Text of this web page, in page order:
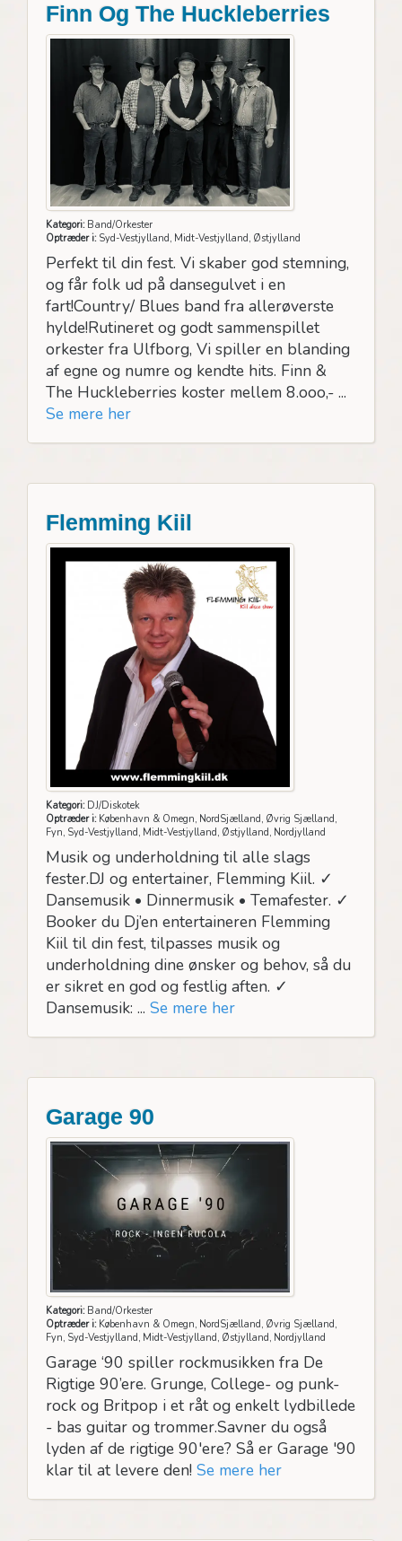
Finn Og The Huckleberries
Kategori:Band/Orkester
Optræder i:Syd-Vestjylland, Midt-Vestjylland, Østjylland
Perfekt til din fest. Vi skaber god stemning,
og får folk ud på dansegulvet i en
fart!Country/ Blues band fra allerøverste
hylde!Rutineret og godt sammenspillet
orkester fra Ulfborg, Vi spiller en blanding
af egne og numre og kendte hits. Finn &
The Huckleberries koster mellem 8.ooo,- ...
Se mere her
Flemming Kiil
Kategori:DJ/Diskotek
Optræder i:København & Omegn, NordSjælland, Øvrig Sjælland,
Fyn, Syd-Vestjylland, Midt-Vestjylland, Østjylland, Nordjylland
Musik og underholdning til alle slags
fester.DJ og entertainer, Flemming Kiil. ✓
Dansemusik • Dinnermusik • Temafester. ✓
Booker du Dj’en entertaineren Flemming
Kiil til din fest, tilpasses musik og
underholdning dine ønsker og behov, så du
er sikret en god og festlig aften. ✓
Dansemusik: ... Se mere her
Garage 90
Kategori:Band/Orkester
Optræder i:København & Omegn, NordSjælland, Øvrig Sjælland,
Fyn, Syd-Vestjylland, Midt-Vestjylland, Østjylland, Nordjylland
Garage ‘90 spiller rockmusikken fra De
Rigtige 90’ere. Grunge, College- og punk-
rock og Britpop i et råt og enkelt lydbillede
- bas guitar og trommer.Savner du også
lyden af de rigtige 90'ere? Så er Garage '90
klar til at levere den! Se mere her